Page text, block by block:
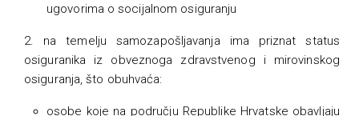
ugovorima o socijalnom osiguranju
2. na temelju samozapošljavanja ima priznat status
osiguranika iz obveznoga zdravstvenog i mirovinskog
osiguranja, što obuhvaća:
osobe koje na području Republike Hrvatske obavljaju